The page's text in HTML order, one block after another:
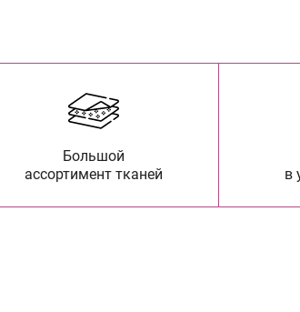
Большой
ассортимент тканей
в